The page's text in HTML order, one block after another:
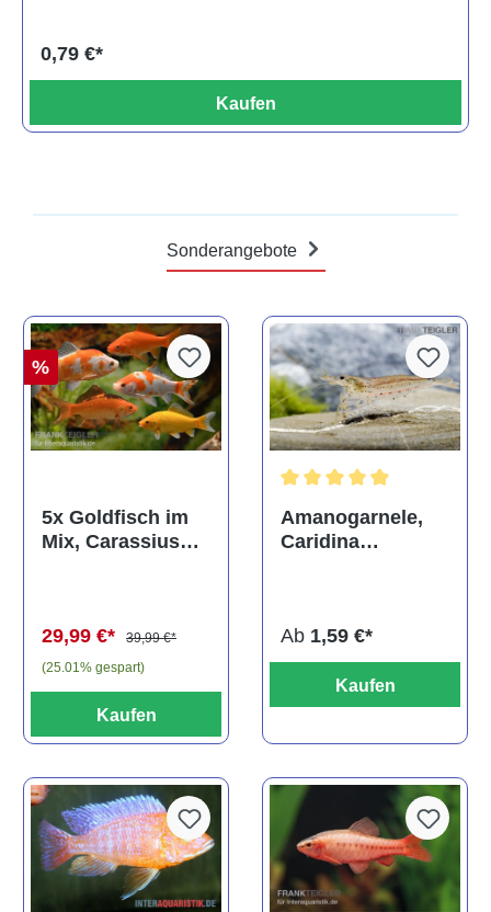
0,79 €*
Kaufen
Sonderangebote
%
5x Goldfisch im
Mix, Carassius
29,99 €*
39,99 €*
(25.01% gespart)
Kaufen
Amanogarnele,
Caridina
Ab 1,59 €*
Kaufen